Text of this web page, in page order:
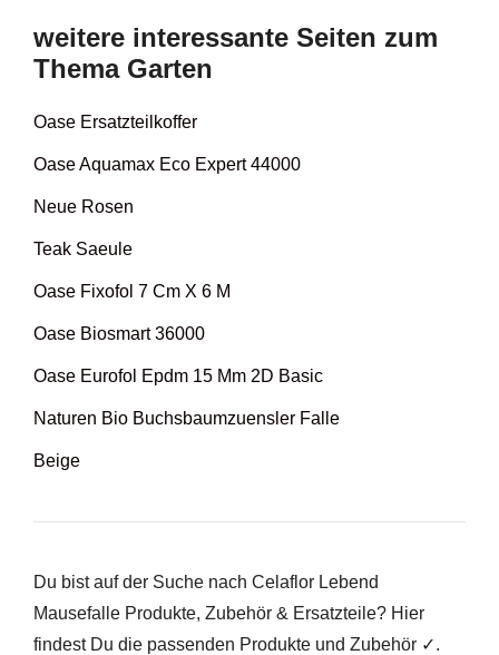
weitere interessante Seiten zum
Thema Garten
Oase Ersatzteilkoffer
Oase Aquamax Eco Expert 44000
Neue Rosen
Teak Saeule
Oase Fixofol 7 Cm X 6 M
Oase Biosmart 36000
Oase Eurofol Epdm 15 Mm 2D Basic
Naturen Bio Buchsbaumzuensler Falle
Beige
Du bist auf der Suche nach Celaflor Lebend
Mausefalle Produkte, Zubehör & Ersatzteile? Hier
findest Du die passenden Produkte und Zubehör ✓.